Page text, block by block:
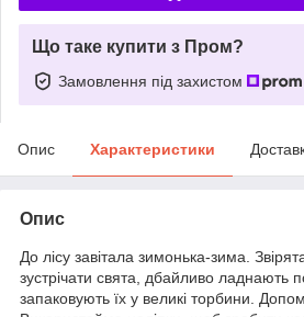
Що таке купити з Пром?
Замовлення під захистом
Опис Характеристики
Опис
До лісу завітала зимонька-зима.
зустрічати свята, дбайливо ладнають
запаковують їх у великі торбини.